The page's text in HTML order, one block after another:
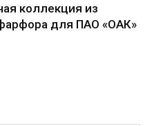
коллекция из
для ПАО «ОАК»